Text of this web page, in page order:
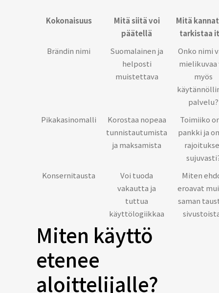
Kokonaisuus
Mitä siitä voi
päätellä
Mitä
tarkistaa
Brändin nimi
Suomalainen ja
helposti
muistettava
Onko nimi
mielikuvaa
myös
palvelu?
Pikakasinomalli
Korostaa nopeaa
tunnistautumista
ja maksamista
Toimiiko
pankki ja
Konsernitausta
Voi tuoda
vakautta ja
tuttua
käyttölogiikkaa
Miten
eroavat
saman
Miten käyttö
etenee
aloittelijalle?